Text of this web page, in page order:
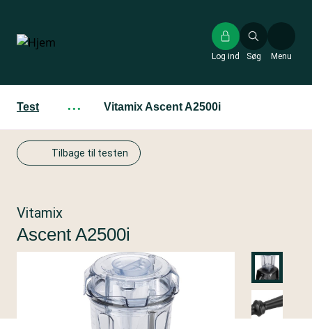
hovedindhold
Søg
Log ind Menu
Test ··· Vitamix Ascent A2500i
Tilbage til testen
Vitamix
Ascent A2500i